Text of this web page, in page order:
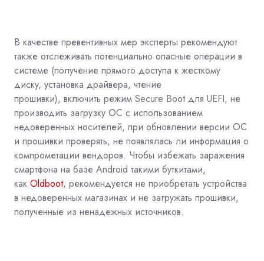
В качестве превентивных мер эксперты рекомендуют
также отслеживать потенциально опасные операции в
системе (получение прямого доступа к жесткому
диску, установка драйвера, чтение
прошивки), включить режим Secure Boot для UEFI, не
производить загрузку ОС с использованием
недоверенных носителей, при обновлении версии ОС
и прошивки проверять, не появлялась ли информация о
компрометации вендоров. Чтобы избежать заражения
смартфона на базе Android такими буткитами,
как Oldboot, рекомендуется не приобретать устройства
в недоверенных магазинах и не загружать прошивки,
полученные из ненадежных источников.